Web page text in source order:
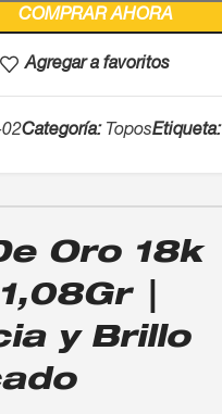
COMPRAR AHORA
Agregar a favoritos
Categoría: ToposEtiqueta:
Oro 18k
|
y Brillo